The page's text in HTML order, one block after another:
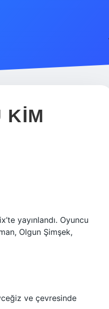
KIM
yayınlandı. Oyuncu
Olgun Şimşek,
ve çevresinde